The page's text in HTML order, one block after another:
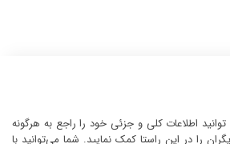
اطلاعات کلی و جزئی خود را راجع به هرگونه
را در این راستا کمک نمایید. شما می‌توانید با